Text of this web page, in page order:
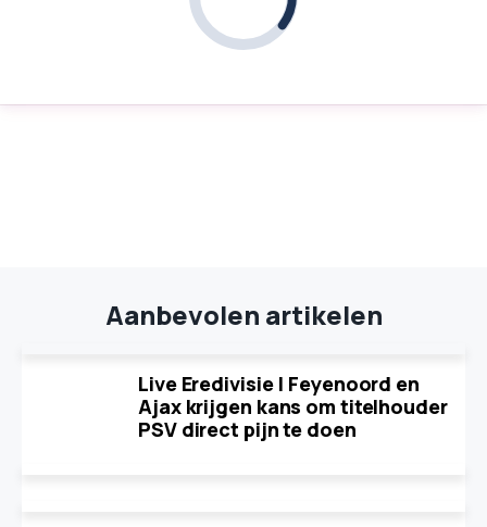
Aanbevolen artikelen
Live Eredivisie | Feyenoord en
Ajax krijgen kans om titelhouder
PSV direct pijn te doen